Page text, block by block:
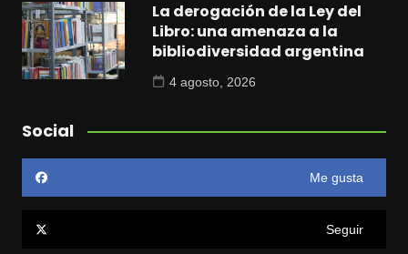
La derogación de la Ley del
Libro: una amenaza a la
bibliodiversidad argentina
4 agosto, 2026
Social
Me gusta
Seguir